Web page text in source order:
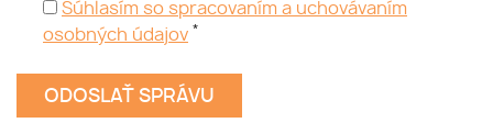
Súhlasím so spracovaním a uchovávaním
osobných údajov *